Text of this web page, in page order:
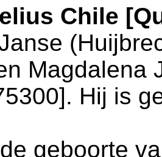
Chile
Magdalena
Hij is
geboorte